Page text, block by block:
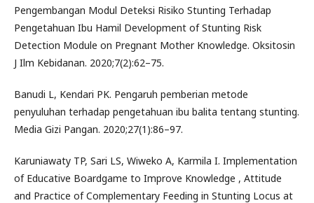
Pengembangan Modul Deteksi Risiko Stunting Terhadap
Pengetahuan Ibu Hamil Development of Stunting Risk
Detection Module on Pregnant Mother Knowledge. Oksitosin
J Ilm Kebidanan. 2020;7(2):62–75.
Banudi L, Kendari PK. Pengaruh pemberian metode
penyuluhan terhadap pengetahuan ibu balita tentang stunting.
Media Gizi Pangan. 2020;27(1):86–97.
Karuniawaty TP, Sari LS, Wiweko A, Karmila I. Implementation
of Educative Boardgame to Improve Knowledge , Attitude
and Practice of Complementary Feeding in Stunting Locus at